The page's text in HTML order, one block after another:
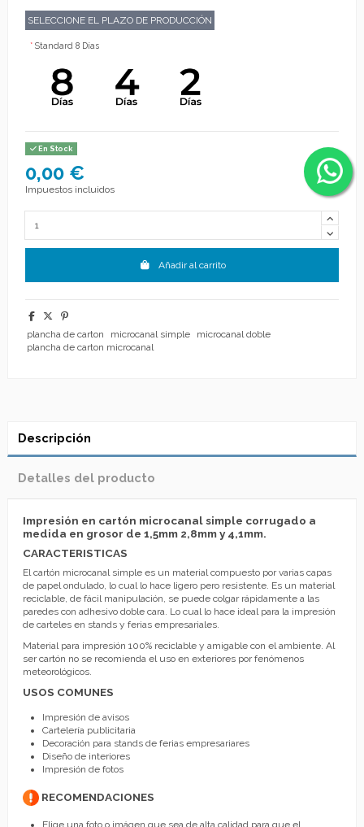
SELECCIONE EL PLAZO DE PRODUCCIÓN
* Standard 8 Días
En Stock
0,00 €
Impuestos incluidos
Añadir al carrito
plancha de carton microcanal simple
microcanal doble
plancha de carton microcanal
Descripción
Detalles del producto
Impresión en cartón microcanal simple corrugado a
medida en grosor de 1,5mm 2,8mm y 4,1mm.
CARACTERISTICAS
El cartón microcanal simple es un material compuesto por varias capas
de papel ondulado, lo cual lo hace ligero pero resistente. Es un material
reciclable, de fácil manipulación, se puede colgar rápidamente a las
paredes con adhesivo doble cara. Lo cual lo hace ideal para la impresión
de carteles en stands y ferias empresariales.
Material para impresión 100% reciclable y amigable con el ambiente. Al
ser cartón no se recomienda el uso en exteriores por fenómenos
meteorológicos.
USOS COMUNES
Impresión de avisos
Cartelería publicitaria
Decoración para stands de ferias empresariares
Diseño de interiores
Impresión de fotos
RECOMENDACIONES